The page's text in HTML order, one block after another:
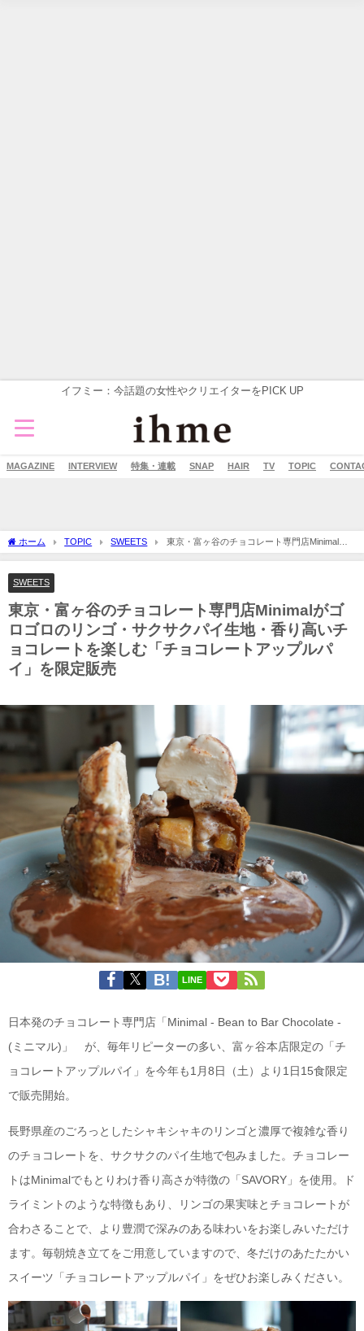
イフミー：今話題の女性やクリエイターをPICK UP
MAGAZINE INTERVIEW 特集・連載 SNAP HAIR TV TOPIC
ホーム TOPIC SWEETS
東京・富ヶ谷のチョコレート専門店Minimalが
ゴロゴロのリンゴ・サクサクパイ生地・香り高いチョコレートを楽しむ「チョコレー
SWEETS
東京・富ヶ谷のチョコレート専門店Minimalがゴ
ロゴロのリンゴ・サクサクパイ生地・香り高いチ
ョコレートを楽しむ「チョコレートアップルパ
イ」を限定販売
LINE
日本発のチョコレート専門店「Minimal - Bean to Bar Chocolate -
(ミニマル)」 が、毎年リピーターの多い、富ヶ谷本店限定の「チ
ョコレートアップルパイ」を今年も1月8日（土）より1日15食限定
で販売開始。
長野県産のごろっとしたシャキシャキのリンゴと濃厚で複雑な香り
のチョコレートを、サクサクのパイ生地で包みました。チョコレー
トはMinimalでもとりわけ香り高さが特徴の「SAVORY」を使用。ド
ライミントのような特徴もあり、リンゴの果実味とチョコレートが
合わさることで、より豊潤で深みのある味わいをお楽しみいただけ
ます。毎朝焼き立てをご用意していますので、冬だけのあたたかい
スイーツ「チョコレートアップルパイ」をぜひお楽しみください。